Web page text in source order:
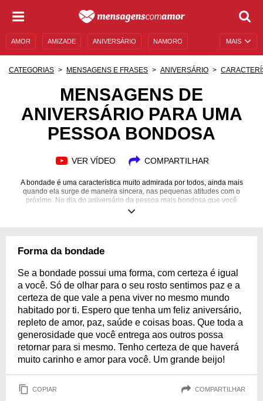
MAIS
AMOR AMIZADE ANIVERSÁRIO NAMORO
MENSAGENS E FRASES MENSAGENS DE ANIVERSÁRIO
ENTRETENIMENTO FAMOSOS BÍBLIA
CATEGORIAS MENSAGENS E FRASES ANIVERSÁRIO
MENSAGENS DE
ANIVERSÁRIO PARA UMA
PESSOA BONDOSA
VER VÍDEO COMPARTILHAR
A bondade é uma característica muito admirada por todos, ainda mais
quando ela surge de maneira sincera, nas pequenas atitudes com o
próximo. No dia do aniversário da pessoa mais bondosa que você
conhece, prepare belas mensagens de aniversário para celebrar mais um
Forma da bondade
Se a bondade possui uma forma, com certeza é igual
a você. Só de olhar para o seu rosto sentimos paz e a
certeza de que vale a pena viver no mesmo mundo
habitado por ti. Espero que tenha um feliz aniversário,
repleto de amor, paz, saúde e coisas boas. Que toda a
generosidade que você entrega aos outros possa
retornar para si mesmo. Tenho certeza de que haverá
muito carinho e amor para você. Um grande beijo!
COPIAR COMPARTILHAR